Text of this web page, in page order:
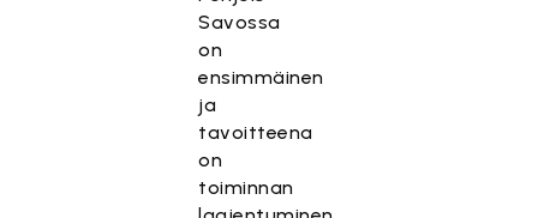
Savossa
on
ensimmäinen
ja
tavoitteena
on
toiminnan